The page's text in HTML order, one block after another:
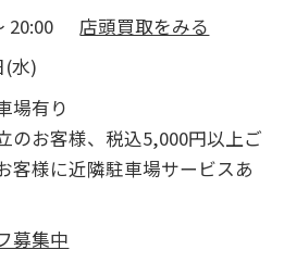
20:00
店頭買取をみる
(水)
場有り
のお客様、税込5,000円以上ご
客様に近隣駐車場サービスあ
募集中